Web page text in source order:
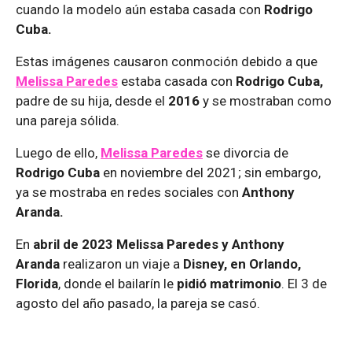
cuando la modelo aún estaba casada con Rodrigo
Cuba.
Estas imágenes causaron conmoción debido a que
Melissa Paredes estaba casada con Rodrigo Cuba,
padre de su hija, desde el 2016 y se mostraban como
una pareja sólida.
Luego de ello, Melissa Paredes se divorcia de
Rodrigo Cuba en noviembre del 2021; sin embargo,
ya se mostraba en redes sociales con Anthony
Aranda.
En abril de 2023 Melissa Paredes y Anthony
Aranda realizaron un viaje a Disney, en Orlando,
Florida, donde el bailarín le pidió matrimonio. El 3 de
agosto del año pasado, la pareja se casó.